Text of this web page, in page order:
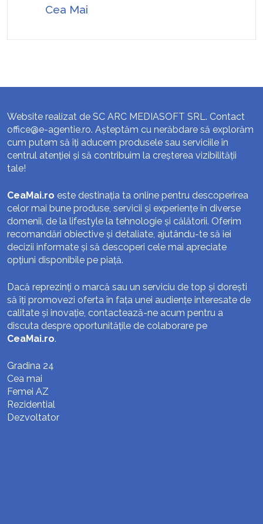
Cea Mai
Website realizat de SC ARC MEDIASOFT SRL. Contact
office@e-agentie.ro. Așteptăm cu nerăbdare să explorăm
cum putem să îți aducem produsele sau serviciile în
centrul atenției și să contribuim la creșterea vizibilității
tale!
CeaMai.ro este destinația ta online pentru descoperirea
celor mai bune produse, servicii și experiențe în diverse
domenii, de la lifestyle la tehnologie și călătorii. Oferim
recomandări obiective și detaliate, ajutându-te să iei
decizii informate și să descoperi cele mai apreciate
opțiuni disponibile pe piață.
Dacă reprezinți o marcă sau un serviciu de top și dorești
să îți promovezi oferta în fața unei audiențe interesate de
calitate și inovație, contactează-ne acum pentru a
discuta despre oportunitățile de colaborare pe
CeaMai.ro.
Gradina 24
Cea mai
Femei AZ
Rezidential
Dezvoltator